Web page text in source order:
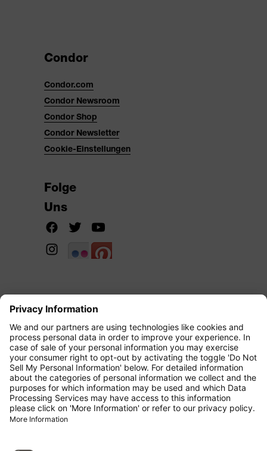
Condor
Condor.com
Condor Newsroom
Condor Shop
Condor Newsletter
Cookie-Einstellungen
Folge
Uns
Copyright 2026 Condor Blog All Right
Reserved.
Über den Condor Blog
Archiv